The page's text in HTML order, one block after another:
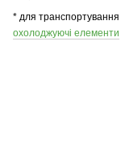
* для
охолоджуючі елементи